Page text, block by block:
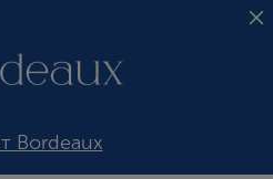
Bordeaux